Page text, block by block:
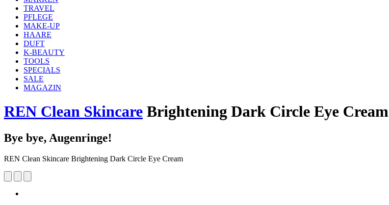
TRAVEL
PFLEGE
MAKE-UP
HAARE
DUFT
K-BEAUTY
TOOLS
SPECIALS
SALE
MAGAZIN
REN Clean Skincare Brightening Dark Circle Eye Cream
Bye bye, Augenringe!
REN Clean Skincare Brightening Dark Circle Eye Cream